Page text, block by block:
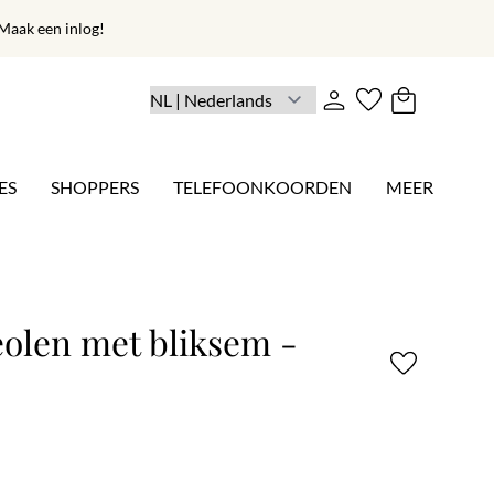
een inlog!
SHOPPERS TELEFOONKOORDEN MEER
met bliksem -